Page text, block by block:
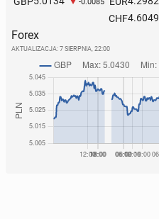
CHF4.6049
Forex
AKTUALIZACJA: 7 SIERPNIA, 22:00